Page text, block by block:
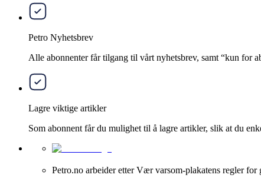
Petro Nyhetsbrev
Alle abonnenter får tilgang til vårt nyhetsbrev, samt “kun for
Lagre viktige artikler
Som abonnent får du mulighet til å lagre artikler, slik at du
Petro.no arbeider etter Vær varsom-plakatens regler